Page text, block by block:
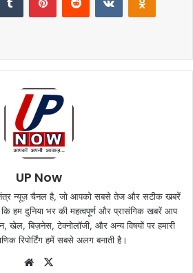
UP Now
न्यूज़ चैनल है, जो आपको सबसे तेज और सटीक खबरें
कि हम दुनिया भर की महत्वपूर्ण और प्रासंगिक खबरें आप
खेल, बिज़नेस, टेक्नोलॉजी, और अन्य विषयों पर हमारी
रिपोर्टिंग हमें सबसे अलग बनाती है।
Website